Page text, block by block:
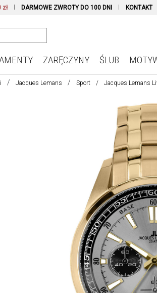
zł DARMOWE ZWROTY DO 100 DNI KONTAKT
ZARĘCZYNY ŚLUB
Jacques Lemans Sport Jacques Lemans